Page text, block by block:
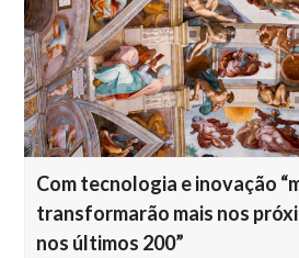
Com tecnologia e inovação
transformarão mais nos
nos últimos 200”